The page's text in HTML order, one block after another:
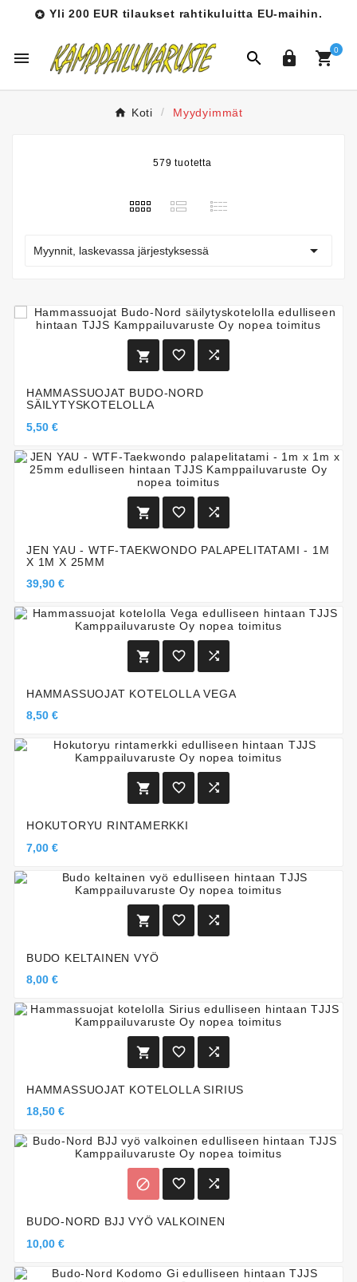
 Yli 200 EUR tilaukset rahtikuluitta EU-maihin.
   0
Koti Myydyimmät
579 tuotetta
Myynnit, laskevassa järjestyksessä 
  
HAMMASSUOJAT BUDO-NORD
SÄILYTYSKOTELOLLA
5,50 €
  
JEN YAU - WTF-TAEKWONDO PALAPELITATAMI - 1M
X 1M X 25MM
39,90 €
  
HAMMASSUOJAT KOTELOLLA VEGA
8,50 €
  
HOKUTORYU RINTAMERKKI
7,00 €
  
BUDO KELTAINEN VYÖ
8,00 €
  
HAMMASSUOJAT KOTELOLLA SIRIUS
18,50 €
  
BUDO-NORD BJJ VYÖ VALKOINEN
10,00 €